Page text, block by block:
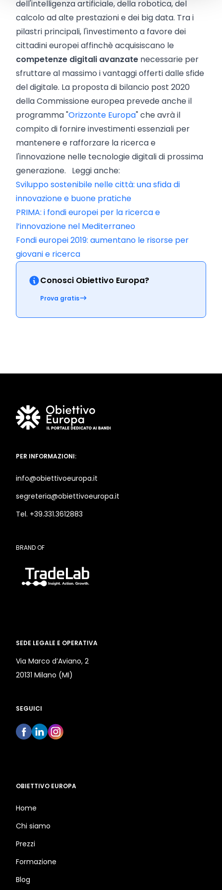
dell'intelligenza artificiale, della robotica, del
calcolo ad alte prestazioni e dei big data. Tra i
pilastri principali, l'investimento a favore dei
cittadini europei affinchè acquisiscano le
competenze digitali avanzate necessarie per
sfruttare al massimo i vantaggi offerti dalle sfide
del digitale. La proposta di bilancio post 2020
della Commissione europea prevede anche il
programma "Orizzonte Europa" che avrà il
compito di fornire investimenti essenziali per
mantenere e rafforzare la ricerca e
l'innovazione nelle tecnologie digitali di prossima
generazione. Leggi anche:
Sviluppo sostenibile nelle città: una sfida di
innovazione e buone pratiche
PRIMA: i fondi europei per la ricerca e
l’innovazione nel Mediterraneo
Fondi europei 2019: aumentano le risorse per
giovani e ricerca
Conosci Obiettivo Europa?
Prova gratis
PER INFORMAZIONI:
info@obiettivoeuropa.it
segreteria@obiettivoeuropa.it
Tel. +39.331.3612883
BRAND OF
SEDE LEGALE E OPERATIVA
Via Marco d’Aviano, 2
20131 Milano (MI)
SEGUICI
OBIETTIVO EUROPA
Home
Chi siamo
Prezzi
Formazione
Blog